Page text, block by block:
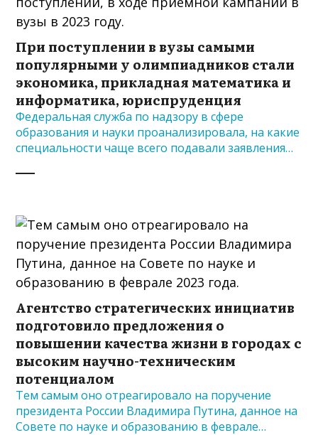
При поступлении в вузы самыми
популярными у олимпиадников стали
экономика, прикладная математика и
информатика, юриспруденция
Федеральная служба по надзору в сфере
образования и науки проанализировала, на какие
специальности чаще всего подавали заявления…
Агентство стратегических инициатив
подготовило предложения о
повышении качества жизни в городах с
высоким научно-техническим
потенциалом
Тем самым оно отреагировало на поручение
президента России Владимира Путина, данное на
Совете по науке и образованию в феврале…